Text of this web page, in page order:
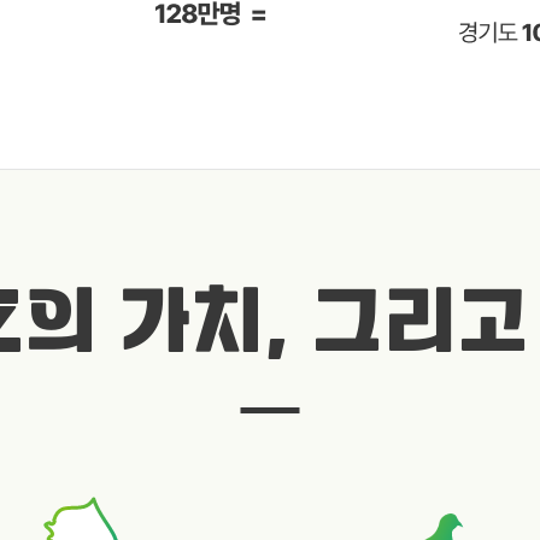
가치, 그리